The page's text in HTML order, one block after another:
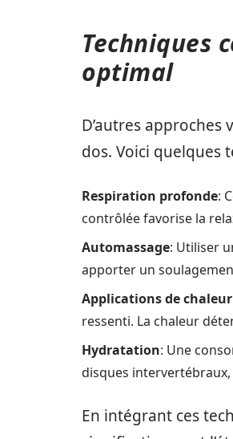
Techniques
optimal
D’autres
dos. Voici quelques
Respiration profonde:
contrôlée favorise la
Automassage: Utiliser
apporter un
Applications de
ressenti. La chaleur
Hydratation: Une
disques
En intégrant ces